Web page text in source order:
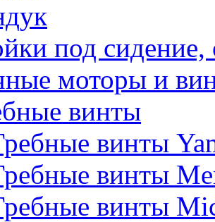
под
моторы и
винты
винты
винты
винты